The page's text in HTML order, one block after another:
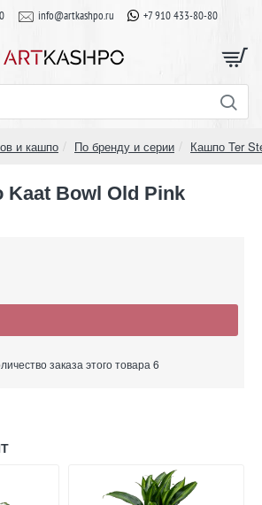
info@artkashpo.ru +7 910 433-80-80
и кашпо По бренду и серии Кашпо Ter
Kaat Bowl Old Pink
заказа этого товара 6